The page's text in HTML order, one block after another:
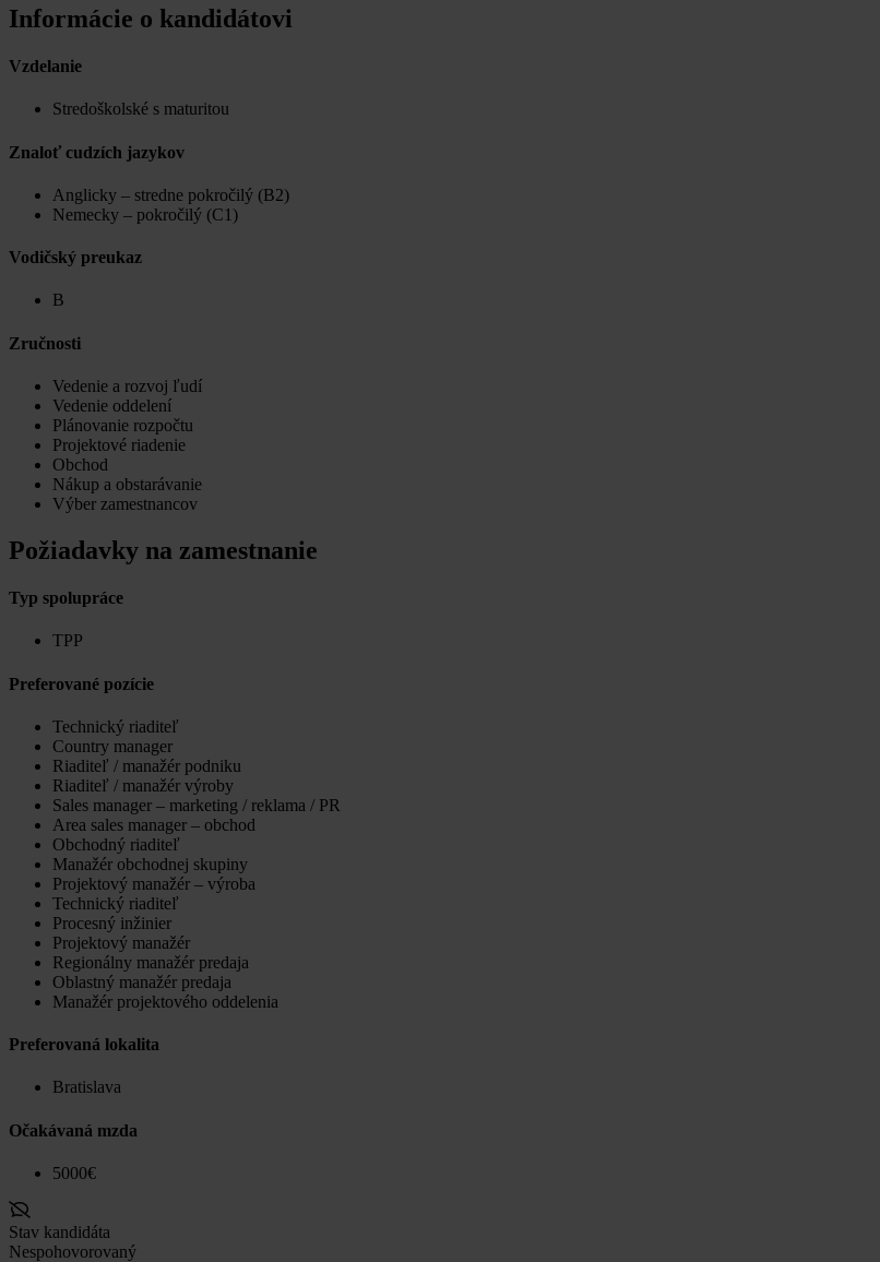
Informácie o kandidátovi
Vzdelanie
Stredoškolské s maturitou
Znaloť cudzích jazykov
Anglicky – stredne pokročilý (B2)
Nemecky – pokročilý (C1)
Vodičský preukaz
B
Zručnosti
Vedenie a rozvoj ľudí
Vedenie oddelení
Plánovanie rozpočtu
Projektové riadenie
Obchod
Nákup a obstarávanie
Výber zamestnancov
Požiadavky na zamestnanie
Typ spolupráce
TPP
Preferované pozície
Technický riaditeľ
Country manager
Riaditeľ / manažér podniku
Riaditeľ / manažér výroby
Sales manager – marketing / reklama / PR
Area sales manager – obchod
Obchodný riaditeľ
Manažér obchodnej skupiny
Projektový manažér – výroba
Technický riaditeľ
Procesný inžinier
Projektový manažér
Regionálny manažér predaja
Oblastný manažér predaja
Manažér projektového oddelenia
Preferovaná lokalita
Bratislava
Očakávaná mzda
5000€
Stav kandidáta
Nespohovorovaný